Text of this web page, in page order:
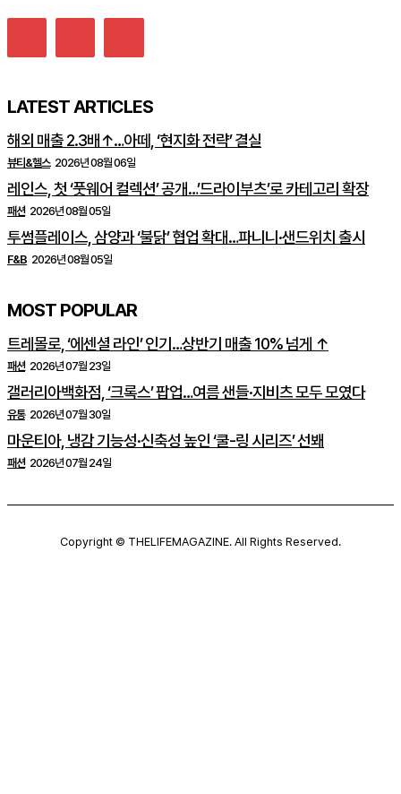
LATEST ARTICLES
해외 매출 2.3배↑…아떼, ‘현지화 전략’ 결실
뷰티&헬스 2026년 08월 06일
레인스, 첫 ‘풋웨어 컬렉션’ 공개…’드라이부츠’로 카테고리 확장
패션 2026년 08월 05일
투썸플레이스, 삼양과 ‘불닭’ 협업 확대…파니니·샌드위치 출시
F&B 2026년 08월 05일
MOST POPULAR
트레몰로, ‘에센셜 라인’ 인기…상반기 매출 10% 넘게 ↑
패션 2026년 07월 23일
갤러리아백화점, ‘크록스’ 팝업…여름 샌들·지비츠 모두 모였다
유통 2026년 07월 30일
마운티아, 냉감 기능성·신축성 높인 ‘쿨-링 시리즈’ 선봬
패션 2026년 07월 24일
Copyright © THELIFEMAGAZINE. All Rights Reserved.